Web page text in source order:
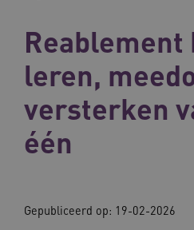
Reablement
leren,
versterken
één
Gepubliceerd op: 19-02-2026